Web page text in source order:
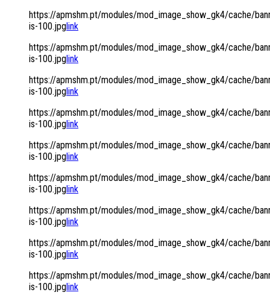
https://apmshm.pt/modules/mod_image_show_gk4/cache/
is-100.jpglink
https://apmshm.pt/modules/mod_image_show_gk4/cache/
is-100.jpglink
https://apmshm.pt/modules/mod_image_show_gk4/cache/
is-100.jpglink
https://apmshm.pt/modules/mod_image_show_gk4/cache/
is-100.jpglink
https://apmshm.pt/modules/mod_image_show_gk4/cache/
is-100.jpglink
https://apmshm.pt/modules/mod_image_show_gk4/cache/
is-100.jpglink
https://apmshm.pt/modules/mod_image_show_gk4/cache/
is-100.jpglink
https://apmshm.pt/modules/mod_image_show_gk4/cache/
is-100.jpglink
https://apmshm.pt/modules/mod_image_show_gk4/cache/
is-100.jpglink